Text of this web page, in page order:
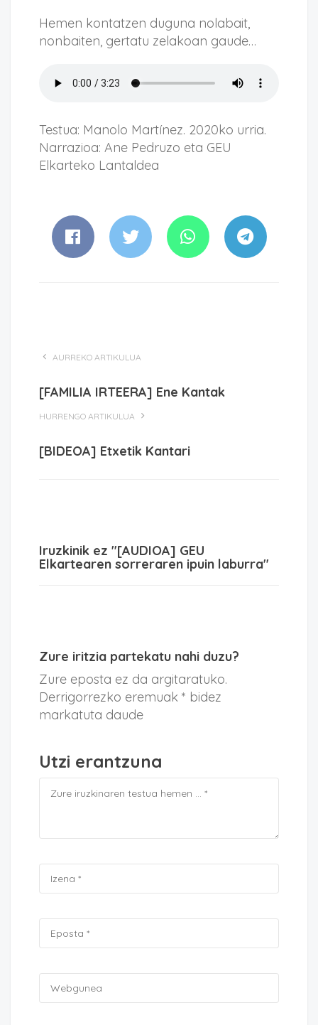
Hemen kontatzen duguna nolabait,
nonbaiten, gertatu zelakoan gaude…
Testua: Manolo Martínez. 2020ko urria.
Narrazioa: Ane Pedruzo eta GEU
Elkarteko Lantaldea
AURREKO ARTIKULUA
[FAMILIA IRTEERA] Ene Kantak
HURRENGO ARTIKULUA
[BIDEOA] Etxetik Kantari
Iruzkinik ez "[AUDIOA] GEU
Elkartearen sorreraren ipuin laburra"
Zure iritzia partekatu nahi duzu?
Zure eposta ez da argitaratuko.
Derrigorrezko eremuak * bidez
markatuta daude
Utzi erantzuna